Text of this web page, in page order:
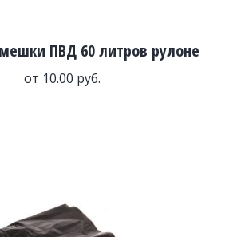
ПВД 60 литров рулоне
от 10.00 руб.